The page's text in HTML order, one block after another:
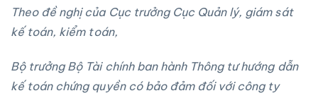
Theo đề nghị của Cục trưởng Cục Quản lý, giám sát
kếtoán, kiểm toán,
Bộ trưởng Bộ Tài chính ban hành Thông tư hướng dẫn
kế toán chứng quyền có bảo đảm đối với công ty